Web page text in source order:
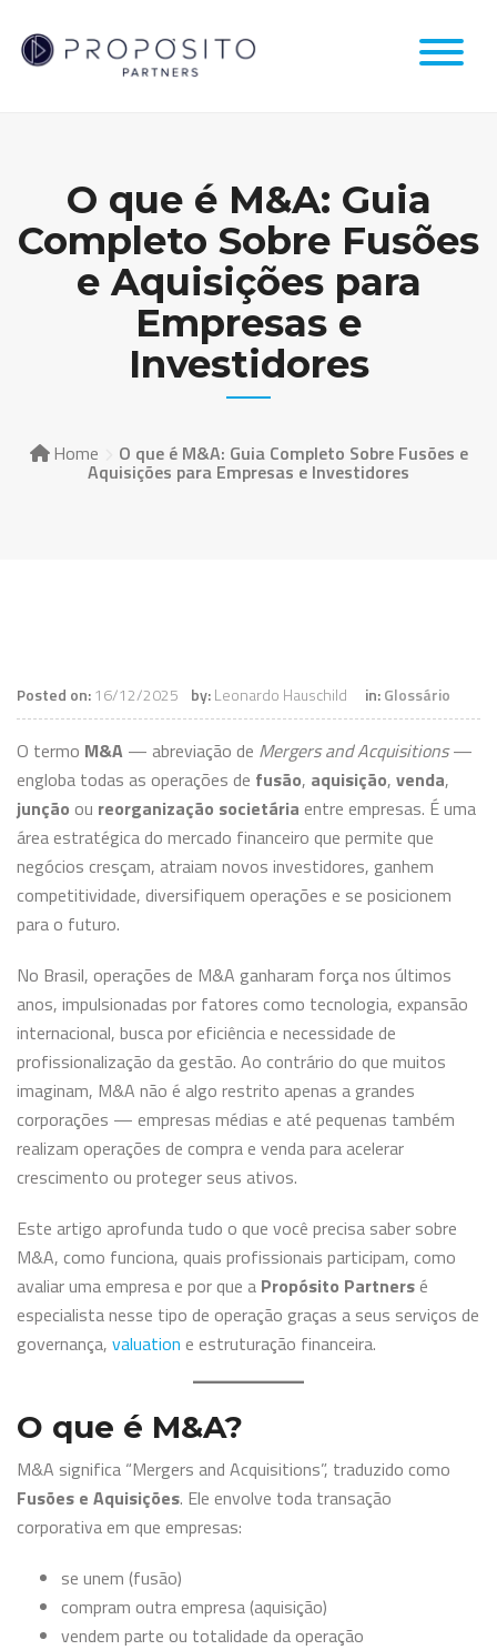
content
O que é M&A: Guia
Completo Sobre Fusões
e Aquisições para
Empresas e
Investidores
Home O que é M&A: Guia Completo Sobre Fusões e
Aquisições para Empresas e Investidores
Posted on:16/12/2025 by:Leonardo Hauschild in:Glossário
O termo M&A — abreviação de Mergers and Acquisitions—
engloba todas as operações de fusão, aquisição, venda,
junção ou reorganização societária entre empresas. É uma
área estratégica do mercado financeiro que permite que
negócios cresçam, atraiam novos investidores, ganhem
competitividade, diversifiquem operações e se posicionem
para o futuro.
No Brasil, operações de M&A ganharam força nos últimos
anos, impulsionadas por fatores como tecnologia, expansão
internacional, busca por eficiência e necessidade de
profissionalização da gestão. Ao contrário do que muitos
imaginam, M&A não é algo restrito apenas a grandes
corporações — empresas médias e até pequenas também
realizam operações de compra e venda para acelerar
crescimento ou proteger seus ativos.
Este artigo aprofunda tudo o que você precisa saber sobre
M&A, como funciona, quais profissionais participam, como
avaliar uma empresa e por que a Propósito Partnersé
especialista nesse tipo de operação graças a seus serviços de
governança, valuation e estruturação financeira.
O que é M&A?
M&A significa “Mergers and Acquisitions”, traduzido como
Fusões e Aquisições. Ele envolve toda transação
corporativa em que empresas:
se unem (fusão)
compram outra empresa (aquisição)
vendem parte ou totalidade da operação